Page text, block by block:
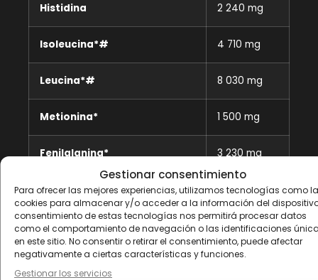
Gestionar consentimiento
Para ofrecer las mejores experiencias, utilizamos tecnologías como
cookies para almacenar y/o acceder a la información del
consentimiento de estas tecnologías nos permitirá procesar datos
como el comportamiento de navegación o las identificaciones
en este sitio. No consentir o retirar el consentimiento, puede afectar
negativamente a ciertas características y funciones.
Gestionar los servicios
Histidina 2 240 mg
Isoleucina*# 4 710 mg
Leucina*# 8 030 mg
Metionina* 1 500 mg
Fenilalanina* 3 230 mg
Prolina 10 050 mg
Serina 4 230 mg
Treonina* 5 650 mg